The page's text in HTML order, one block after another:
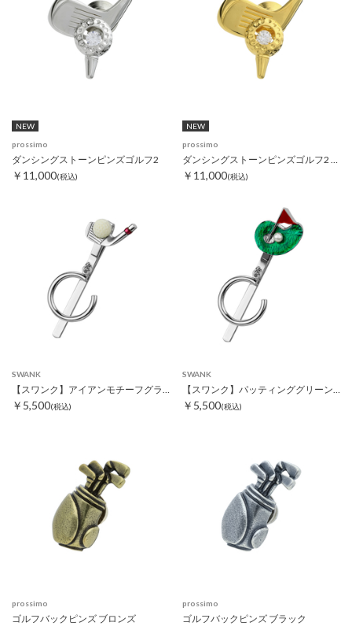
NEW
prossimo
ダンシングストーンピンズゴルフ2
￥11,000(税込)
NEW
prossimo
ダンシングストーンピンズゴルフ2 ゴールド
￥11,000(税込)
SWANK
￥5,500(税込)
SWANK
￥5,500(税込)
prossimo
ゴルフバックピンズ ブロンズ
prossimo
ゴルフバックピンズ ブラック